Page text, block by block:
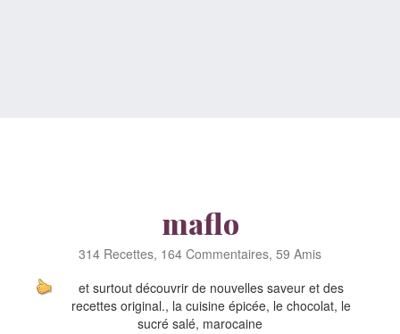
maflo
314 Recettes, 164 Commentaires, 59 Amis
et surtout découvrir de nouvelles saveur et des
recettes original., la cuisine épicée, le chocolat, le
sucré salé, marocaine